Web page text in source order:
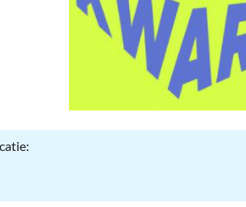
On-line bestellen in Zuidhorn
Financiën, Makelaars & Hypotheken
Diensten, Gemak & Zakelijk
(Ver) Bouw & Onderhoud